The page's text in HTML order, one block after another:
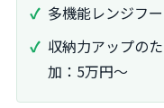
多機能レンジフ
収納力アップの
加：5万円～